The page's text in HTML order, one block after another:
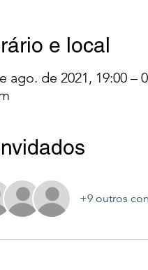
e local
ago. de 2021, 19:00 –
+9 outros